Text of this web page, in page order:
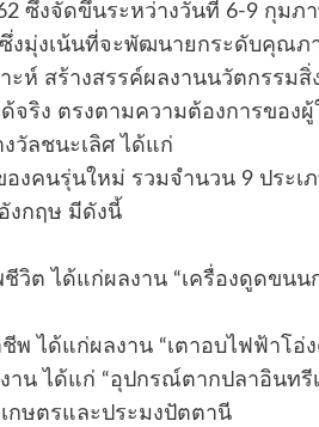
ซึ่งจัดขึ้นระหว่างวันที่ 6-9 กุมภ
งมุ่งเน้นที่จะพัฒนายกระดับคุณภ
ะห์ สร้างสรรค์ผลงานนวัตกรร
จริง ตรงตามความต้องการขอ
วัลชนะเลิศ ได้แก่
งคนรุ่นใหม่ รวมจำนวน 9 ประเ
งกฤษ มีดังนี้
ต ได้แก่ผลงาน “เครื่องดูดขนน
พ ได้แก่ผลงาน “เตาอบไฟฟ้าโอ่
าน ได้แก่ “อุปกรณ์ตากปลาอินท
กษตรและประมงปัตตานี